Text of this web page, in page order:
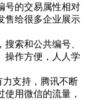
号的交易属性相对
售给很多企业展示
索和公共编号、
操作方便，人人学
支持，腾讯不断
用微信的流量，